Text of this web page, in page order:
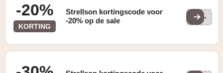
-20%
KORTING
Strellson kortingscode voor
-20% op de sale
NL-